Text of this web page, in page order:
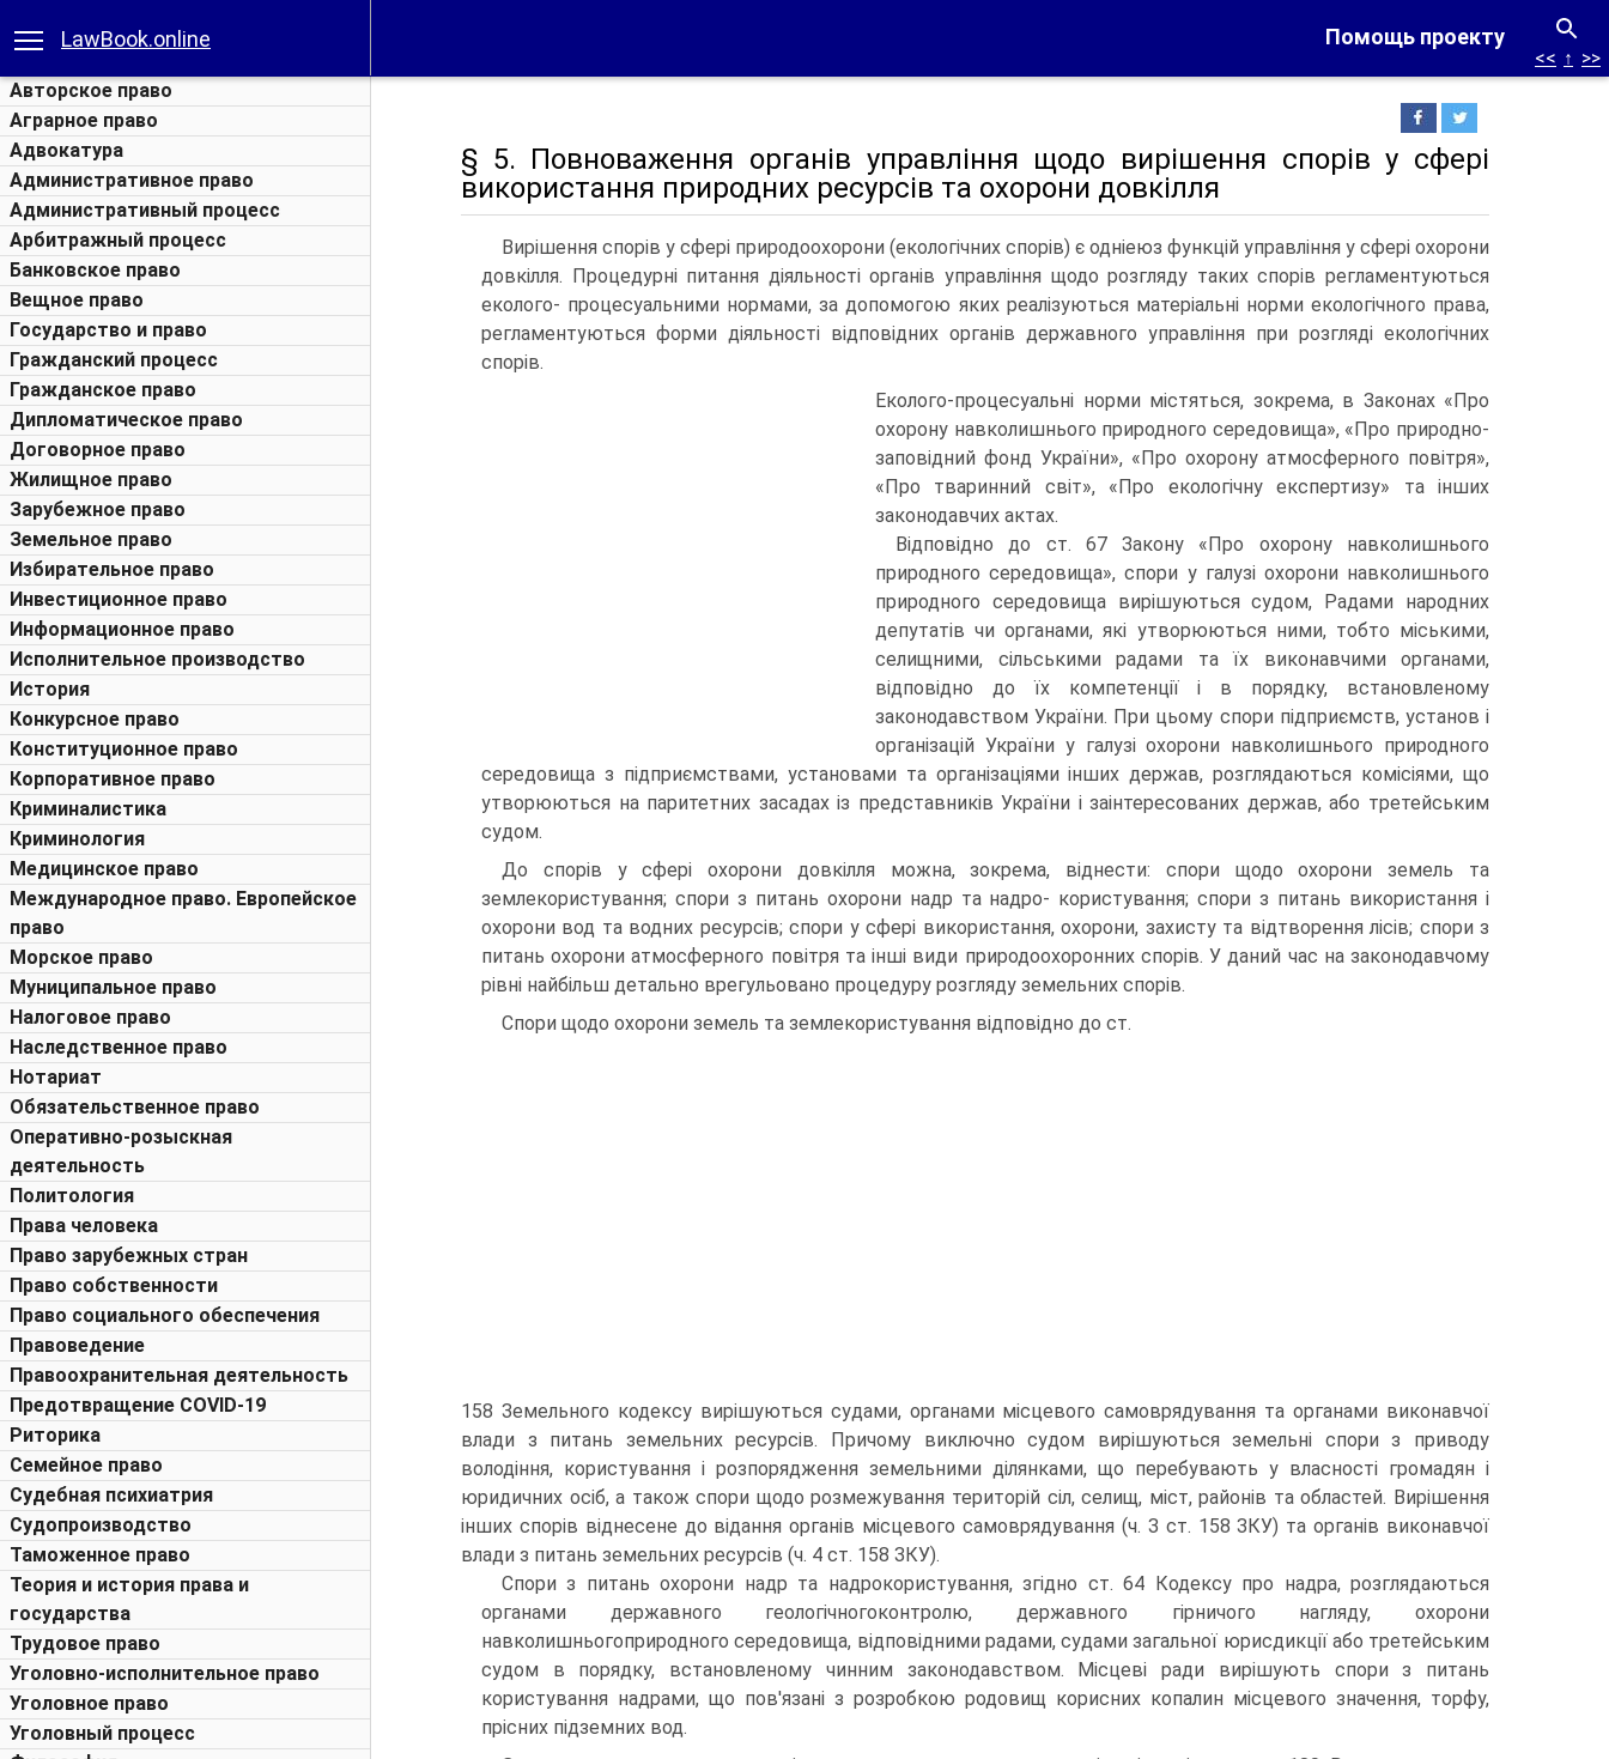
Помощь проекту
LawBook.online
Авторское право
Аграрное право
Адвокатура
Административное право
Административный процесс
Арбитражный процесс
Банковское право
Вещное право
Государство и право
Гражданский процесс
Гражданское право
Дипломатическое право
Договорное право
Жилищное право
Зарубежное право
Земельное право
Избирательное право
Инвестиционное право
Информационное право
Исполнительное производство
История
Конкурсное право
Конституционное право
Корпоративное право
Криминалистика
Криминология
Медицинское право
Международное право. Европейское
право
Морское право
Муниципальное право
Налоговое право
Наследственное право
Нотариат
Обязательственное право
Оперативно-розыскная
деятельность
Политология
Права человека
Право зарубежных стран
Право собственности
Право социального обеспечения
Правоведение
Правоохранительная деятельность
Предотвращение COVID-19
Риторика
Семейное право
Судебная психиатрия
Судопроизводство
Таможенное право
Теория и история права и
государства
Трудовое право
Уголовно-исполнительное право
Уголовное право
Уголовный процесс
<< ↑ >>
§ 5. Повноваження органів управління щодо вирішення спорів у сфері
використання природних ресурсів та охорони довкілля
Вирішення спорів у сфері природоохорони (екологічних спорів) є одніеюз функцій управління у сфері охорони
довкілля. Процедурні питання діяльності органів управління щодо розгляду таких спорів регламентуються
еколого- процесуальними нормами, за допомогою яких реалізуються матеріальні норми екологічного права,
регламентуються форми діяльності відповідних органів державного управління при розгляді екологічних
спорів.
Еколого-процесуальні норми містяться, зокрема, в Законах «Про
охорону навколишнього природного середовища», «Про природно-
заповідний фонд України», «Про охорону атмо­сферного повітря»,
«Про тваринний світ», «Про екологічну експертизу» та інших
законодавчих актах.
Відповідно до ст. 67 Закону «Про охорону навколишнього
природного се­редовища», спори у галузі охорони навколишнього
природного середовища вирішуються судом, Радами народних
депутатів чи органами, які утворюються ними, тобто міськими,
селищними, сільськими радами та їх виконавчими орга­нами,
відповідно до їх компетенції і в порядку, встановленому
законодавством України. При цьому спори підприємств, установ і
організацій України у галузі охорони навколишнього природного
середовища з підприємствами, установа­ми та організаціями інших держав, розглядаються комісіями, що
утворюються на паритетних засадах із представників України і заінтересованих держав, або третейським
судом.
До спорів у сфері охорони довкілля можна, зокрема, віднести: спори щодо охорони земель та
землекористування; спори з питань охорони надр та надро- користування; спори з питань використання і
охорони вод та водних ресурсів; спори у сфері використання, охорони, захисту та відтворення лісів; спори з
пи­тань охорони атмосферного повітря та інші види природоохоронних спорів. У даний час на законодавчому
рівні найбільш детально врегульовано процедуру розгляду земельних спорів.
Спори щодо охорони земель та землекористування відповідно до ст.
158 Земельного кодексу вирішуються судами, органами місцевого самоврядування та органами виконавчої
влади з питань земельних ресурсів. Причому виключно судом вирішуються земельні спори з приводу
володіння, користування і роз­порядження земельними ділянками, що перебувають у власності громадян і
юридичних осіб, а також спори щодо розмежування територій сіл, селищ, міст, районів та областей. Вирішення
інших спорів віднесене до відання органів міс­цевого самоврядування (ч. З ст. 158 ЗКУ) та органів виконавчої
влади з питань земельних ресурсів (ч. 4 ст. 158 ЗКУ).
Спори з питань охорони надр та надрокористування, згідно ст. 64 Кодексу про надра, розглядаються
органами державного геологічногоконтролю, дер­жавного гірничого нагляду, охорони
навколишньогоприродного середовища, відповідними радами, судами загальної юрисдикції або третейським
судом в порядку, встановленому чинним законодавством. Місцеві ради вирішують спори з питань
користування надрами, що пов'язані з розробкою родовищ корисних копалин місцевого значення, торфу,
прісних підземних вод.